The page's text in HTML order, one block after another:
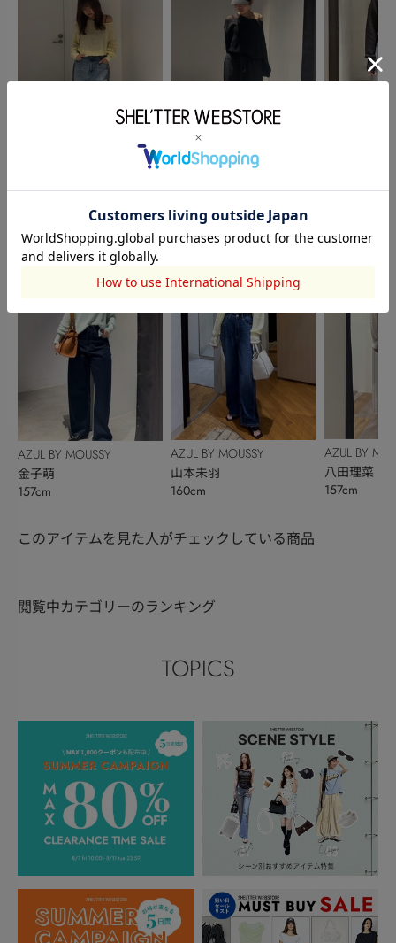
AZUL BY MOUSSY
AZUL BY MOUSSY
金子萌
157cm
AZUL BY MOUSSY
宇根寛菜
152cm
AZUL BY MOUSSY
山本未羽
160cm
AZUL BY
AZUL BY
八田理菜
157cm
このアイテムを見た人がチェックしている商品
閲覧中カテゴリーのランキング
TOPICS